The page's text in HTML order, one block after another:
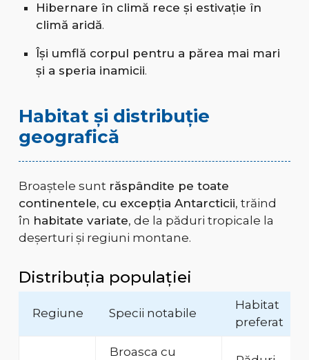
Hibernare în climă rece și estivație în
climă aridă.
Își umflă corpul pentru a părea mai mari
și a speria inamicii.
Habitat și distribuție
geografică
Broaștele sunt răspândite pe toate
continentele, cu excepția Antarcticii, trăind
în habitate variate, de la păduri tropicale la
deșerturi și regiuni montane.
Distribuția populației
Regiune Specii notabile
Habitat
preferat
Broasca cu